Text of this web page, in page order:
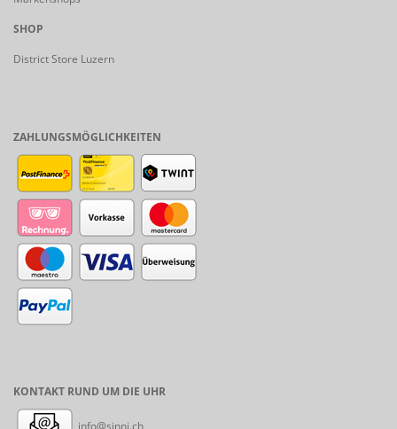
SHOP
District Store Luzern
ZAHLUNGSMÖGLICHKEITEN
KONTAKT RUND UM DIE UHR